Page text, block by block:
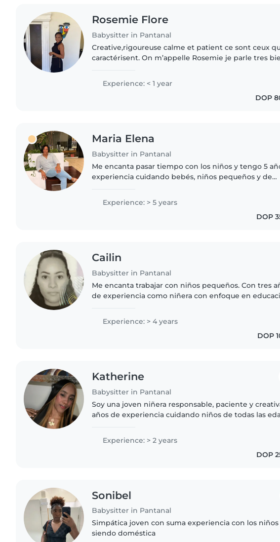
Rosemie Flore
Babysitter in Pantanal
Creative,rigoureuse calme et patient ce sont ceux
caractérisent. On m’appelle Rosemie je parle tres
nature. Pour..
Experience: < 1 year
DOP
Maria Elena
Babysitter in Pantanal
Me encanta pasar tiempo con los niños y tengo 5
experiencia cuidando bebés, niños pequeños y de
que disfruta de actividades..
Experience: > 5 years
DOP
Cailin
Babysitter in Pantanal
Me encanta trabajar con niños pequeños. Con tres
de experiencia como niñera con enfoque en
Experience: > 4 years
DOP
Katherine
Babysitter in Pantanal
Soy una joven niñera responsable, paciente y
años de experiencia cuidando niños de todas las
Experience: > 2 years
DOP
Sonibel
Babysitter in Pantanal
Simpática joven con suma experiencia con los niños
siendo doméstica